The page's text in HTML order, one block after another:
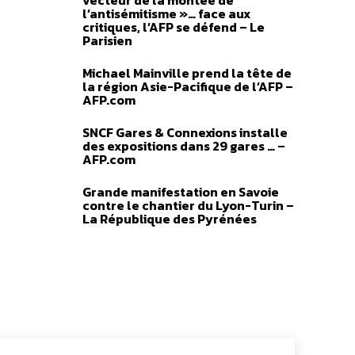
l’antisémitisme »… face aux
critiques, l’AFP se défend – Le
Parisien
Michael Mainville prend la tête de
la région Asie-Pacifique de l’AFP –
AFP.com
SNCF Gares & Connexions installe
des expositions dans 29 gares … –
AFP.com
Grande manifestation en Savoie
contre le chantier du Lyon-Turin –
La République des Pyrénées